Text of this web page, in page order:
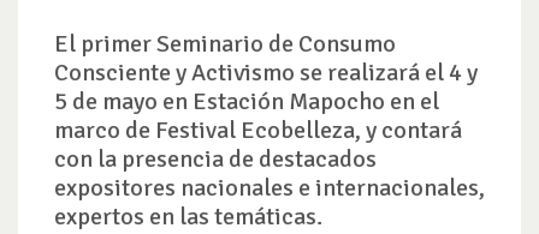
El primer Seminario de Consumo
Consciente y Activismo se realizará el 4 y
5 de mayo en Estación Mapocho en el
marco de Festival Ecobelleza, y contará
con la presencia de destacados
expositores nacionales e internacionales,
expertos en las temáticas.